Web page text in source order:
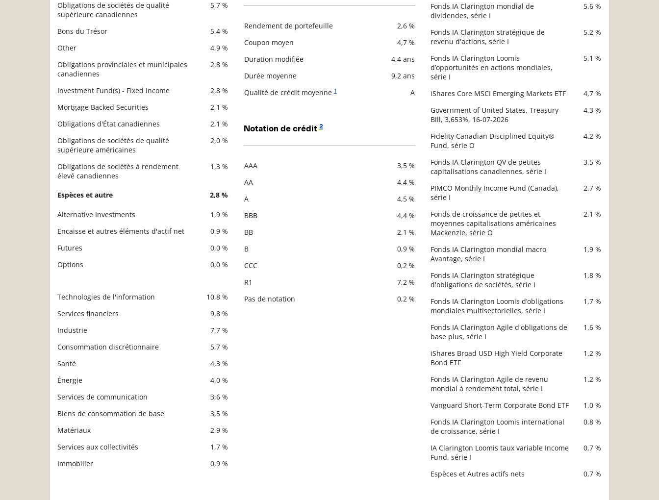
Obligations de sociétés de qualité
supérieure canadiennes
5,7 %
Bons du Trésor
5,4 %
Other
4,9 %
Obligations provinciales et municipales
canadiennes
2,8 %
Investment Fund(s) - Fixed Income
2,8 %
Mortgage Backed Securities
2,1 %
Obligations d'État canadiennes
2,1 %
Obligations de sociétés de qualité
supérieure américaines
2,0 %
Obligations de sociétés à rendement
élevé canadiennes
1,3 %
Espèces et autre 2,8 %
Alternative Investments
1,9 %
Encaisse et autres éléments d'actif net
0,9 %
Futures
0,0 %
Options
0,0 %
Technologies de l'information
10,8 %
Services financiers
9,8 %
Industrie
7,7 %
Consommation discrétionnaire
5,7 %
Santé
4,3 %
Énergie
4,0 %
Services de communication
3,6 %
Biens de consommation de base
3,5 %
Matériaux
2,9 %
Services aux collectivités
1,7 %
Immobilier
0,9 %
Rendement de portefeuille
2,6 %
Coupon moyen
4,7 %
Duration modifiée
4,4 ans
Durée moyenne
9,2 ans
Qualité de crédit moyenne 1 A
Notation de crédit2
AAA
3,5 %
AA
4,4 %
A
4,5 %
BBB
4,4 %
BB
2,1 %
B
0,9 %
CCC
0,2 %
R1
7,2 %
Pas de notation
0,2 %
Fonds IA Clarington mondial de
dividendes, série I
5,6 %
Fonds IA Clarington stratégique de
revenu d'actions, série I
5,2 %
Fonds IA Clarington Loomis
d’opportunités en actions mondiales,
série I
5,1 %
iShares Core MSCI Emerging Markets ETF
4,7 %
Government of United States, Treasury
Bill, 3,653%, 16-07-2026
4,3 %
Fidelity Canadian Disciplined Equity®
Fund, série O
4,2 %
Fonds IA Clarington QV de petites
capitalisations canadiennes, série I
3,5 %
PIMCO Monthly Income Fund (Canada),
série I
2,7 %
Fonds de croissance de petites et
moyennes capitalisations américaines
Mackenzie, série O
2,1 %
Fonds IA Clarington mondial macro
Avantage, série I
1,9 %
Fonds IA Clarington stratégique
d'obligations de sociétés, série I
1,8 %
Fonds IA Clarington Loomis d’obligations
mondiales multisectorielles, série I
1,7 %
Fonds IA Clarington Agile d'obligations de
base plus, série I
1,6 %
iShares Broad USD High Yield Corporate
Bond ETF
1,2 %
Fonds IA Clarington Agile de revenu
mondial à rendement total, série I
1,2 %
Vanguard Short-Term Corporate Bond ETF
1,0 %
Fonds IA Clarington Loomis international
de croissance, série I
0,8 %
IA Clarington Loomis taux variable Income
Fund, série I
0,7 %
Espèces et Autres actifs nets 0,7 %